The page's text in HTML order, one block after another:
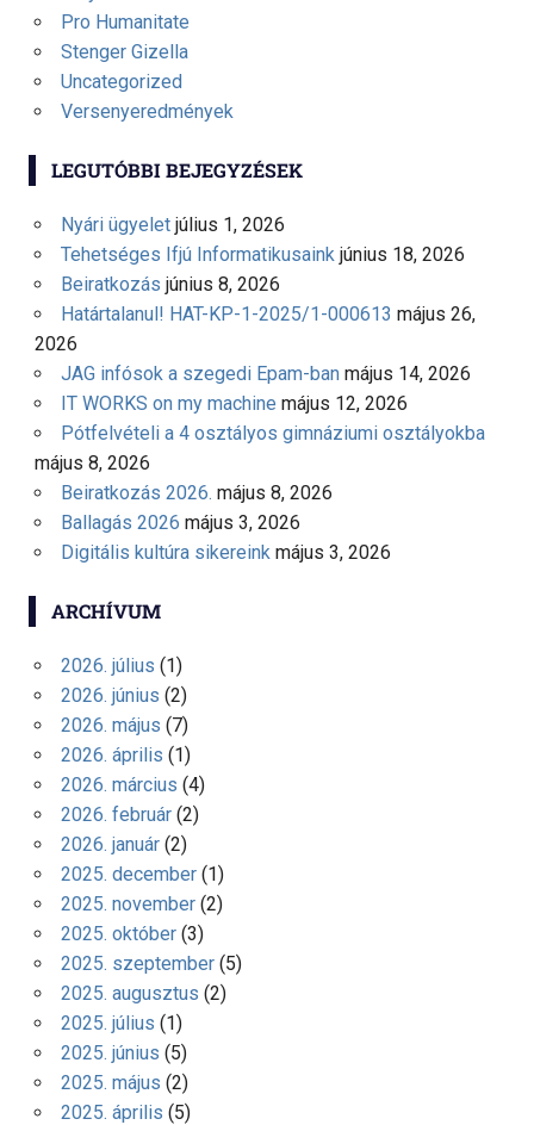
Pro Humanitate
Stenger Gizella
Uncategorized
Versenyeredmények
LEGUTÓBBI BEJEGYZÉSEK
Nyári ügyelet július 1, 2026
Tehetséges Ifjú Informatikusaink június 18, 2026
Beiratkozás június 8, 2026
Határtalanul! HAT-KP-1-2025/1-000613 május 26,
2026
JAG infósok a szegedi Epam-ban május 14, 2026
IT WORKS on my machine május 12, 2026
Pótfelvételi a 4 osztályos gimnáziumi osztályokba
május 8, 2026
Beiratkozás 2026. május 8, 2026
Ballagás 2026 május 3, 2026
Digitális kultúra sikereink május 3, 2026
ARCHÍVUM
2026. július (1)
2026. június (2)
2026. május (7)
2026. április (1)
2026. március (4)
2026. február(2)
2026. január(2)
2025. december(1)
2025. november(2)
2025. október(3)
2025. szeptember(5)
2025. augusztus (2)
2025. július (1)
2025. június (5)
2025. május (2)
2025. április (5)